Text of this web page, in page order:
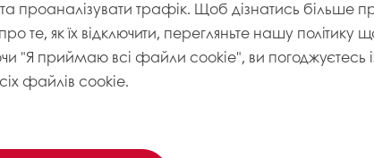
та проаналізувати трафік. Щоб дізнатись більше
те, як їх відключити, перегляньте нашу політику
"Я приймаю всі файли cookie", ви погоджуєтесь
файлів cookie.